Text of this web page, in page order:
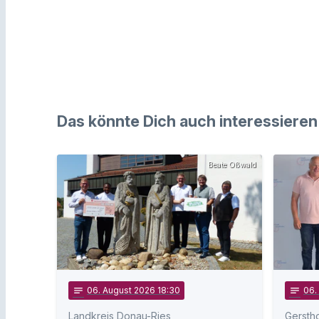
Das könnte Dich auch interessieren
Beate Oßwald
notes 06. August 2026 18:30
Landkreis Donau-Ries
notes 06